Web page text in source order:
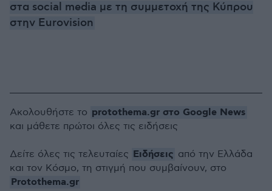
στα social media με τη συμμετοχή της Κύπρου
στην Eurovision
Ακολουθήστε το protothema.gr στο Google News
και μάθετε πρώτοι όλες τις ειδήσεις
Δείτε όλες τις τελευταίες Ειδήσεις από την Ελλάδα
και τον Κόσμο, τη στιγμή που συμβαίνουν, στο
Protothema.gr